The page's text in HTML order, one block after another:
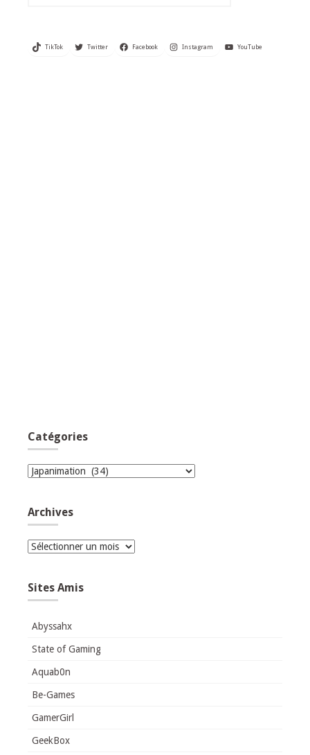
TikTok Twitter Facebook Instagram YouTube
Catégories
Catégories
Archives
Archives
Sites Amis
Abyssahx
State of Gaming
Aquab0n
Be-Games
GamerGirl
GeekBox